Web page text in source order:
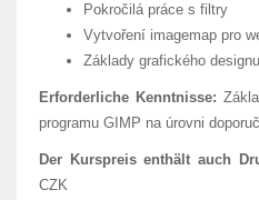
Pokročilá práce s filtry
Vytvoření imagemap pro
Základy grafického designu
Erforderliche Kenntnisse:
programu GIMP na úrovni
Der Kurspreis enthält auch
CZK